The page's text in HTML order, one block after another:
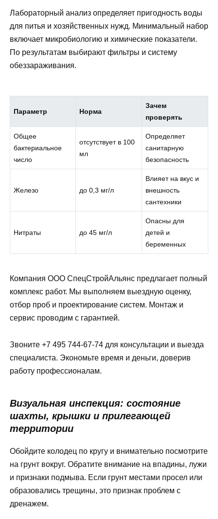
Лабораторный анализ определяет пригодность воды
для питья и хозяйственных нужд. Минимальный набор
включает микробиологию и химические показатели.
По результатам выбирают фильтры и систему
обеззараживания.
Параметр Норма
Зачем
проверять
Общее
бактериальное
число
отсутствует в 100
мл
Определяет
санитарную
безопасность
Железо до 0,3 мг/л
Влияет на вкус и
внешность
сантехники
Нитраты до 45 мг/л
Опасны для
детей и
беременных
Компания ООО СпецСтройАльянс предлагает полный
комплекс работ. Мы выполняем выездную оценку,
отбор проб и проектирование систем. Монтаж и
сервис проводим с гарантией.
Звоните +7 495 744-67-74 для консультации и выезда
специалиста. Экономьте время и деньги, доверив
работу профессионалам.
Визуальная инспекция: состояние
шахты, крышки и прилегающей
территории
Обойдите колодец по кругу и внимательно посмотрите
на грунт вокруг. Обратите внимание на впадины, лужи
и признаки подмыва. Если грунт местами просел или
образовались трещины, это признак проблем с
дренажем.